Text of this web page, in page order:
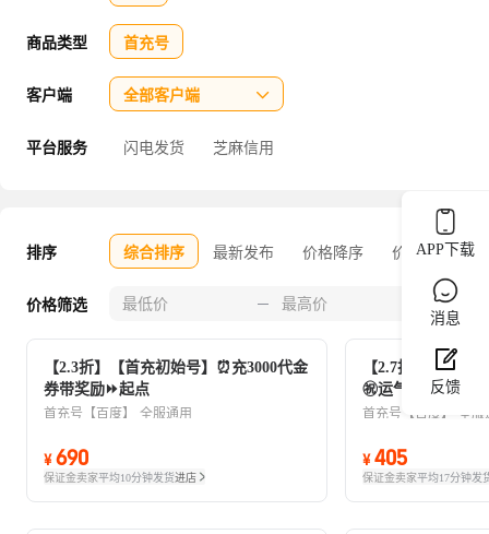
APP下载
消息
反馈
商品类型 首充号
客户端 全部客户端 
平台服务 闪电发货 芝麻信用
排序 综合排序 最新发布 价格降序 价格升序
价格筛选 0-30
【2.3折】【首充初始号】⏰充3000代金
券带奖励⏩起点
首充号【百度】 全服通用
¥ 690
保证金卖家平均10分钟发货进店
【2.7折】【首充
㊗️运气如龙
首充号【百度】 全服
¥ 405
保证金卖家平均17分钟发